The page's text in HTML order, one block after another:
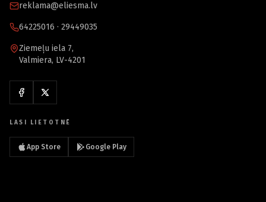
reklama@eliesma.lv
64225016 · 29449035
Ziemeļu iela 7,
Valmiera, LV-4201
LASI LIETOTNĒ
App Store Google Play